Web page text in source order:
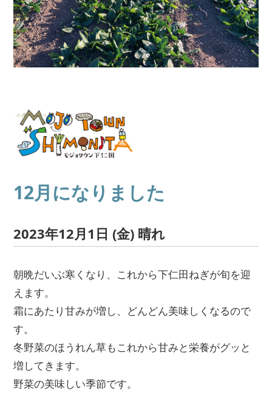
12月になりました
2023年12月1日 (金) 晴れ
朝晩だいぶ寒くなり、これから下仁田ねぎが旬を迎
えます。
霜にあたり甘みが増し、どんどん美味しくなるので
す。
冬野菜のほうれん草もこれから甘みと栄養がグッと
増してきます。
野菜の美味しい季節です。